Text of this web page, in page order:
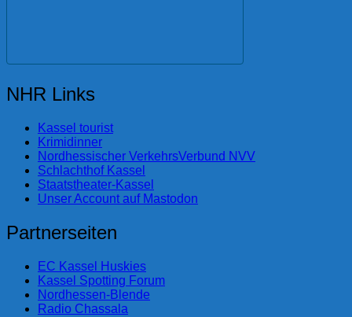
NHR Links
Kassel tourist
Krimidinner
Nordhessischer VerkehrsVerbund NVV
Schlachthof Kassel
Staatstheater-Kassel
Unser Account auf Mastodon
Partnerseiten
EC Kassel Huskies
Kassel Spotting Forum
Nordhessen-Blende
Radio Chassala